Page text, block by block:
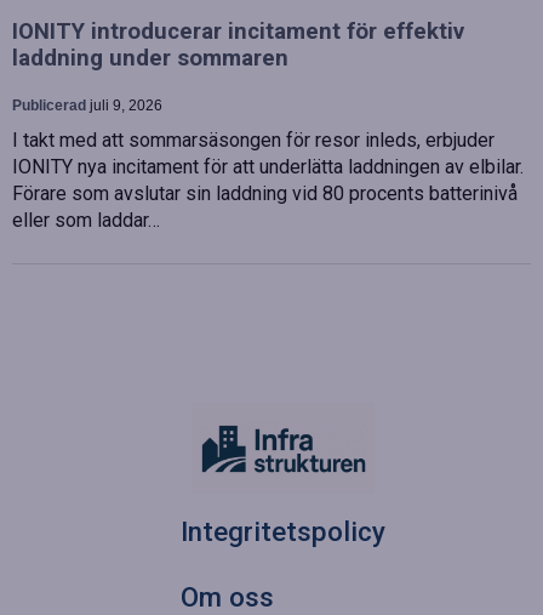
IONITY introducerar incitament för effektiv
laddning under sommaren
Publicerad juli 9, 2026
I takt med att sommarsäsongen för resor inleds, erbjuder
IONITY nya incitament för att underlätta laddningen av elbilar.
Förare som avslutar sin laddning vid 80 procents batterinivå
eller som laddar…
Integritetspolicy
Om oss